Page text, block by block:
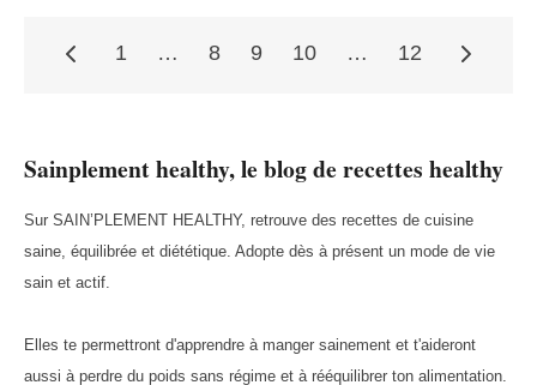
Pagination
des
publications
1 … 8 9 10 … 12
Sainplement healthy, le blog de recettes healthy
Sur SAIN’PLEMENT HEALTHY, retrouve des recettes de cuisine
saine, équilibrée et diététique. Adopte dès à présent un mode de vie
sain et actif.
Elles te permettront d'apprendre à manger sainement et t'aideront
aussi à perdre du poids sans régime et à rééquilibrer ton alimentation.